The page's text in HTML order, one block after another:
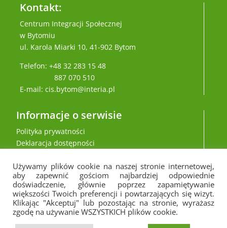
Kontakt:
Centrum Integracji Społecznej
w Bytomiu
ul. Karola Miarki 10, 41-902 Bytom
Telefon: +48 32 283 15 48
887 070 510
E-mail: cis.bytom@interia.pl
Informacje o serwisie
Polityka prywatności
Deklaracja dostępności
Używamy plików cookie na naszej stronie internetowej,
aby zapewnić gościom najbardziej odpowiednie
doświadczenie, głównie poprzez zapamiętywanie
większości Twoich preferencji i powtarzających się wizyt.
Klikając "Akceptuj" lub pozostając na stronie, wyrażasz
zgodę na używanie WSZYSTKICH plików cookie.